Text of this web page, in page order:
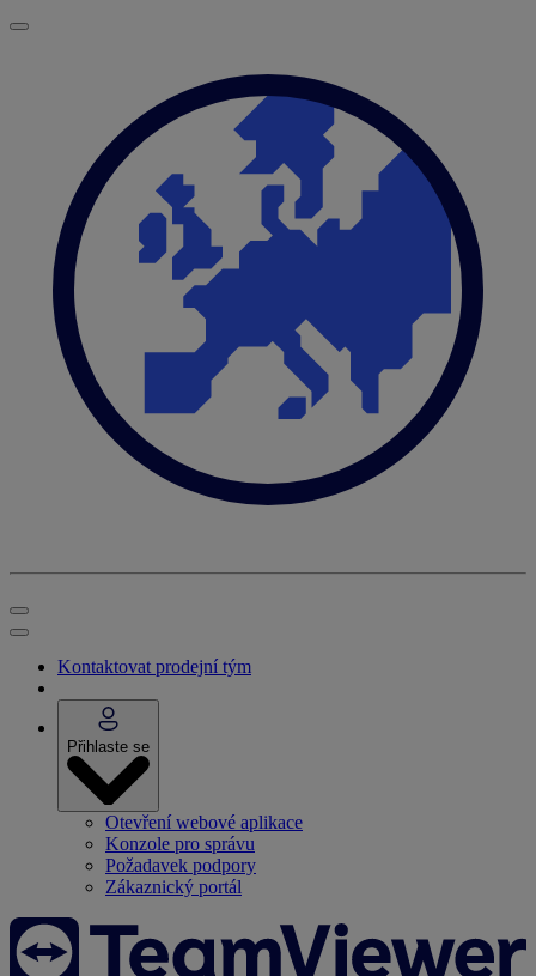
Kontaktovat prodejní tým
Přihlaste se
Otevření webové aplikace
Konzole pro správu
Požadavek podpory
Zákaznický portál